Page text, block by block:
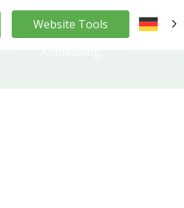
Website Tools